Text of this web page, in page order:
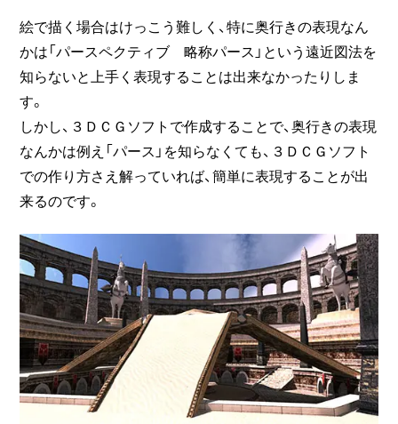
絵で描く場合はけっこう難しく、特に奥行きの表現なん
かは「パースペクティブ 略称パース」という遠近図法を
知らないと上手く表現することは出来なかったりしま
す。
しかし、３ＤＣＧソフトで作成することで、奥行きの表現
なんかは例え「パース」を知らなくても、３ＤＣＧソフト
での作り方さえ解っていれば、簡単に表現することが出
来るのです。